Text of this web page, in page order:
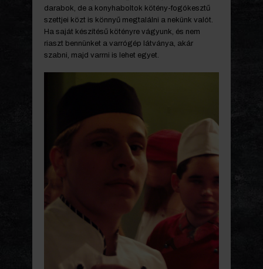
darabok, de a konyhaboltok kötény-fogókesztű
szettjei közt is könnyű megtalálni a nekünk valót.
Ha saját készítésű kötényre vágyunk, és nem
riaszt bennünket a varrógép látványa, akár
szabni, majd varrni is lehet egyet.